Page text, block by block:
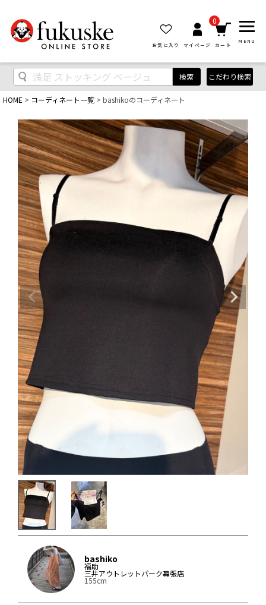
お気に入り マイページ
0
カート
MENU
検索 こだわり検索
HOME コーディネート一覧 bashikoのコーディネート
bashiko
福助
三井アウトレットパーク幕張店
155cm